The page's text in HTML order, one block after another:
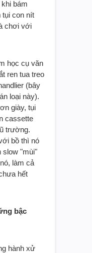
bám
tụi con nít
chơi với
học cụ văn
ren tua treo
(bây
loại này).
giày, tụi
cassette
trường.
bồ thì nó
slow "mùi"
làm cả
hết
bậc
hành xử